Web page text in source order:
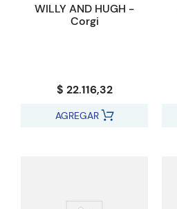
WILLY AND HUGH -
Corgi
$ 22.116,32
AGREGAR